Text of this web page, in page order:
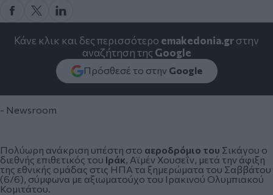
Κάνε κλικ και δες περισσότερο emakedonia.grστην
αναζήτηση της Google
Πρόσθεσέ το στην Google
- Newsroom
Πολύωρη ανάκριση υπέστη στο αεροδρόμιο του Σικάγου ο
διεθνής επιθετικός του Ιράκ, Αϊμέν Χουσεΐν, μετά την άφιξη
της εθνικής ομάδας στις ΗΠΑ τα ξημερώματα του Σαββάτου
(6/6), σύμφωνα με αξιωματούχο του Ιρακινού Ολυμπιακού
Κομιτάτου.